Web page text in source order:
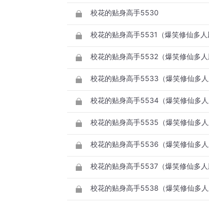
校花的贴身高手5530